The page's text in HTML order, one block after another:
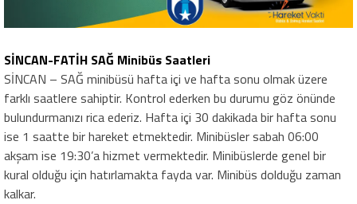
SİNCAN-FATİH SAĞ Minibüs Saatleri
SİNCAN – SAĞ minibüsü hafta içi ve hafta sonu olmak üzere
farklı saatlere sahiptir. Kontrol ederken bu durumu göz önünde
bulundurmanızı rica ederiz. Hafta içi 30 dakikada bir hafta sonu
ise 1 saatte bir hareket etmektedir. Minibüsler sabah 06:00
akşam ise 19:30’a hizmet vermektedir. Minibüslerde genel bir
kural olduğu için hatırlamakta fayda var. Minibüs dolduğu zaman
kalkar.